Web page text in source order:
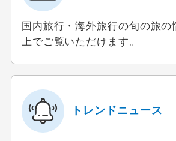
国内旅行・海外旅行の旬の旅の
上でご覧いただけます。
トレンドニュース